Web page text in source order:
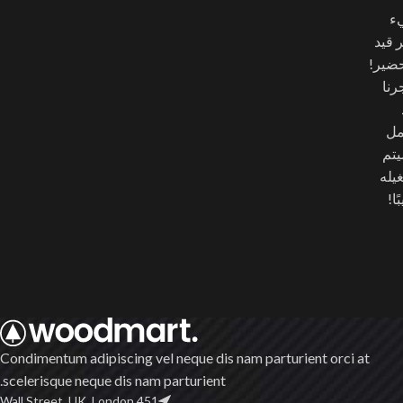
قيد
Condimentum adipiscing vel neque dis nam parturient orci at
scelerisque neque dis nam parturient.